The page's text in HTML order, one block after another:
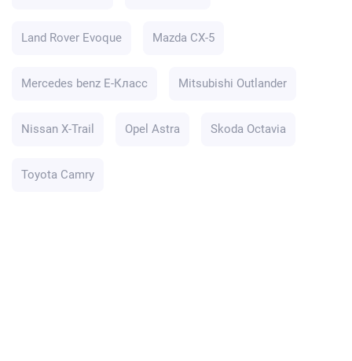
Land Rover Evoque Mazda CX-5
Mercedes benz E-Класс Mitsubishi Outlander
Nissan X-Trail Opel Astra Skoda Octavia
Toyota Camry